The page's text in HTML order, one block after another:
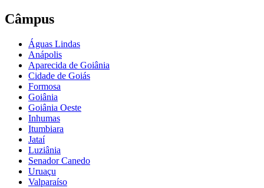
Câmpus
Águas Lindas
Anápolis
Aparecida de Goiânia
Cidade de Goiás
Formosa
Goiânia
Goiânia Oeste
Inhumas
Itumbiara
Jataí
Luziânia
Senador Canedo
Uruaçu
Valparaíso